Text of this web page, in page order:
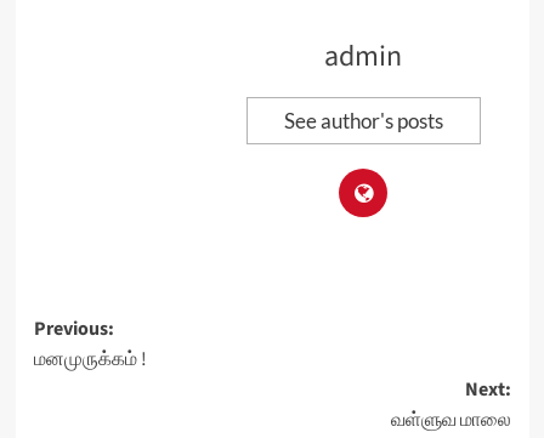
admin
See author's posts
Post
navigation
Previous:
மனமுருக்கம் !
Next:
வள்ளுவ மாலை